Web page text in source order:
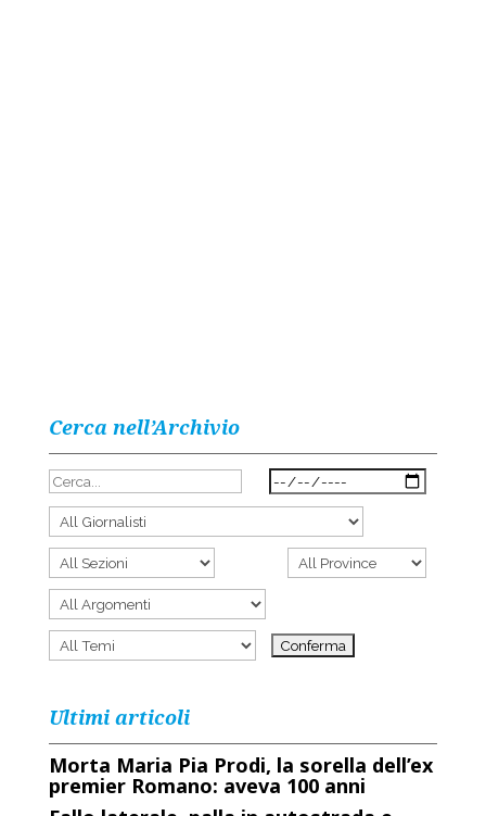
Cerca nell’Archivio
Ultimi articoli
Morta Maria Pia Prodi, la sorella dell’ex
premier Romano: aveva 100 anni